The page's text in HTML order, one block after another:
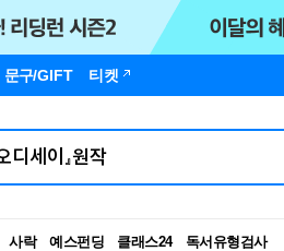
문구/GIFT 티켓
사락 예스펀딩 클래스24
독서유형검사